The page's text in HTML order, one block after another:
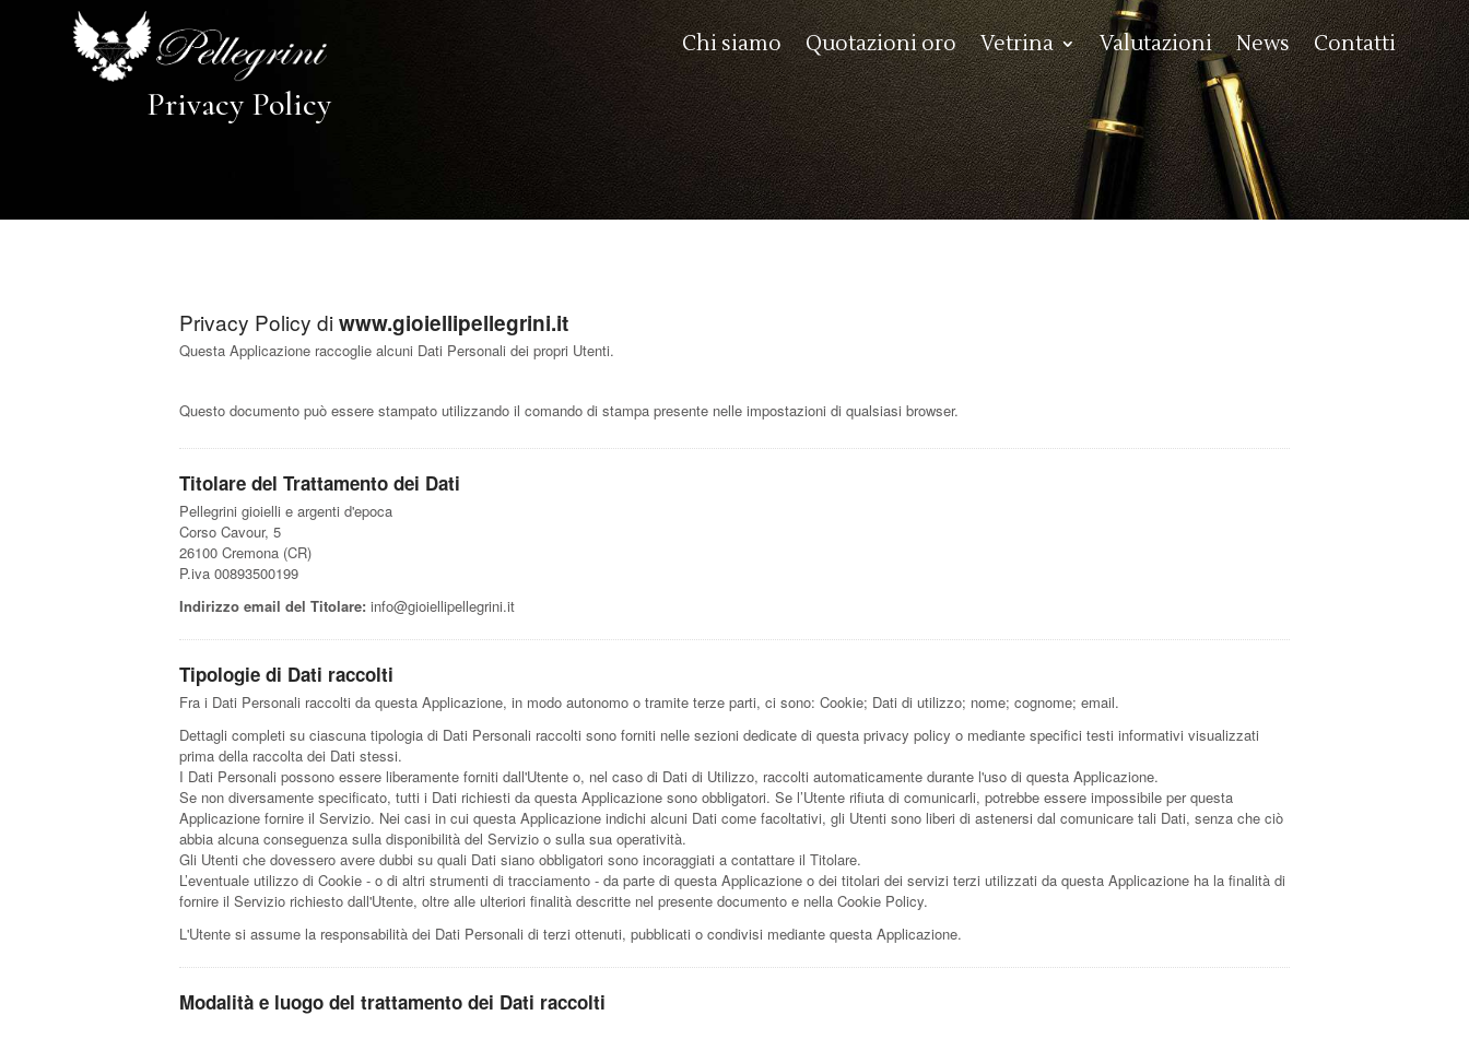
Chi siamo Quotazioni oro Vetrina Valutazioni News Contatti
Privacy Policy
Privacy Policy diwww.gioiellipellegrini.it
Questa Applicazione raccoglie alcuni Dati Personali dei propri Utenti.
Questo documento può essere stampato utilizzando il comando di stampa presente nelle impostazioni di qualsiasi browser.
Titolare del Trattamento dei Dati
Pellegrini gioielli e argenti d'epoca
Corso Cavour, 5
26100 Cremona (CR)
P.iva 00893500199
Indirizzo email del Titolare: info@gioiellipellegrini.it
Tipologie di Dati raccolti
Fra i Dati Personali raccolti da questa Applicazione, in modo autonomo o tramite terze parti, ci sono: Cookie; Dati di utilizzo; nome; cognome; email.
Dettagli completi su ciascuna tipologia di Dati Personali raccolti sono forniti nelle sezioni dedicate di questa privacy policy o mediante specifici testi informativi visualizzati
prima della raccolta dei Dati stessi.
I Dati Personali possono essere liberamente forniti dall'Utente o, nel caso di Dati di Utilizzo, raccolti automaticamente durante l'uso di questa Applicazione.
Se non diversamente specificato, tutti i Dati richiesti da questa Applicazione sono obbligatori. Se l’Utente rifiuta di comunicarli, potrebbe essere impossibile per questa
Applicazione fornire il Servizio. Nei casi in cui questa Applicazione indichi alcuni Dati come facoltativi, gli Utenti sono liberi di astenersi dal comunicare tali Dati, senza che ciò
abbia alcuna conseguenza sulla disponibilità del Servizio o sulla sua operatività.
Gli Utenti che dovessero avere dubbi su quali Dati siano obbligatori sono incoraggiati a contattare il Titolare.
L’eventuale utilizzo di Cookie - o di altri strumenti di tracciamento - da parte di questa Applicazione o dei titolari dei servizi terzi utilizzati da questa Applicazione ha la finalità di
fornire il Servizio richiesto dall'Utente, oltre alle ulteriori finalità descritte nel presente documento e nella Cookie Policy.
L'Utente si assume la responsabilità dei Dati Personali di terzi ottenuti, pubblicati o condivisi mediante questa Applicazione.
Modalità e luogo del trattamento dei Dati raccolti